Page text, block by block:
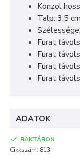
Konzol
Talp: 3,5
Furat
Furat
Furat
Furat
ADATOK
RAKTÁRON
Cikkszám: 813